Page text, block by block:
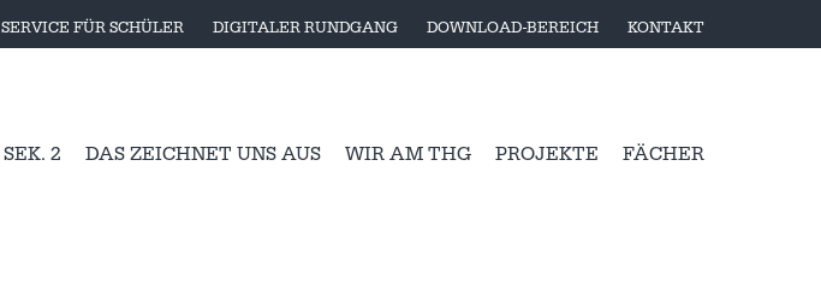
SERVICE FÜR SCHÜLER DIGITALER RUNDGANG DOWNLOAD-BEREICH KONTAKT
SEK. 2 DAS ZEICHNET UNS AUS WIR AM THG PROJEKTE FÄCHER